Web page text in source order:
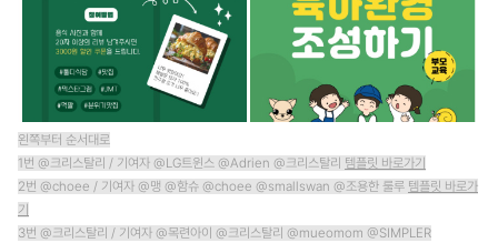
왼쪽부터 순서대로
1번 @크리스탈리 / 기여자 @LG트윈스 @Adrien @크리스탈리 템플릿 바로가기
2번 @choee / 기여자 @맹 @함슈 @choee @smallswan @조용한 룰루 템플릿 바로가
기
3번 @크리스탈리 / 기여자 @목련아이 @크리스탈리 @mueomom @SIMPLER